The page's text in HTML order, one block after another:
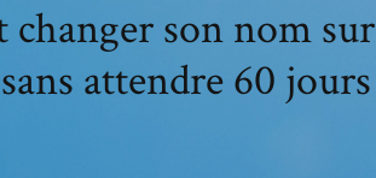
son nom sur
attendre 60 jours